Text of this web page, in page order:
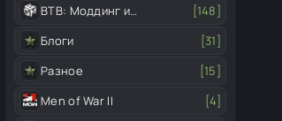
ВТВ: Моддинг и
[148]
Блоги
[31]
Разное
[15]
Men of War II
[4]